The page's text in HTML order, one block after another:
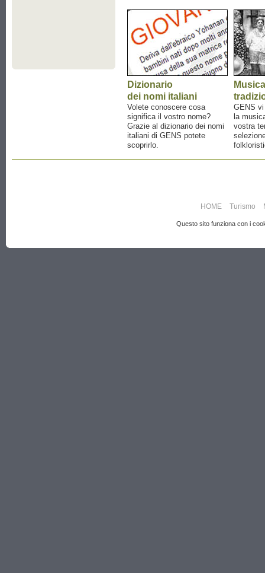
Dizionario
dei nomi italiani
Volete conoscere cosa
significa il vostro nome?
Grazie al dizionario dei nomi
italiani di GENS potete
scoprirlo.
Musica
GENS
la
vostra
HOME Turismo
Questo sito funziona con i